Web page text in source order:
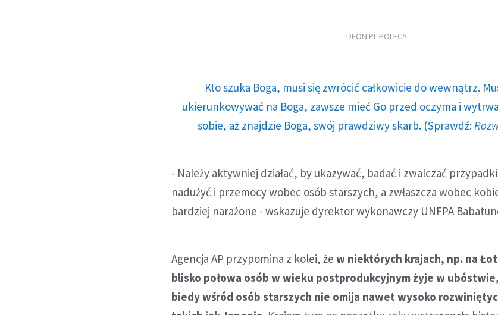
DEON.PL POLECA
Kto szuka Boga, musi się zwrócić całkowicie do wewnątrz.
ukierunkowywać na Boga, zawsze mieć Go przed oczyma i
sobie, aż znajdzie Boga, swój prawdziwy skarb. (Sprawdź:
- Należy aktywniej działać, by ukazywać, badać i zwalczać
nadużyć i przemocy wobec osób starszych, a zwłaszcza wobec
bardziej narażone - wskazuje dyrektor wykonawczy UNFPA
Agencja AP przypomina z kolei, żew niektórych krajach, np. na
blisko połowa osób w wieku postprodukcyjnym żyje w
biedy wśród osób starszych nie omija nawet wysoko